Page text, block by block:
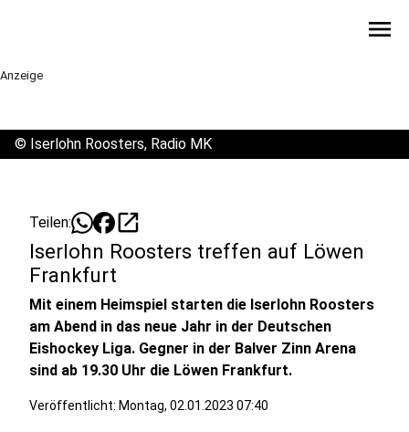
menu
Anzeige
© Iserlohn Roosters, Radio MK
Teilen: open_in_new
Iserlohn Roosters treffen auf Löwen
Frankfurt
Mit einem Heimspiel starten die Iserlohn Roosters
am Abend in das neue Jahr in der Deutschen
Eishockey Liga. Gegner in der Balver Zinn Arena
sind ab 19.30 Uhr die Löwen Frankfurt.
Veröffentlicht: Montag, 02.01.2023 07:40